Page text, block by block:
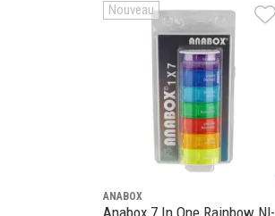
Nouveau
ANABOX
Anabox 7 In One Rainbow Nl-